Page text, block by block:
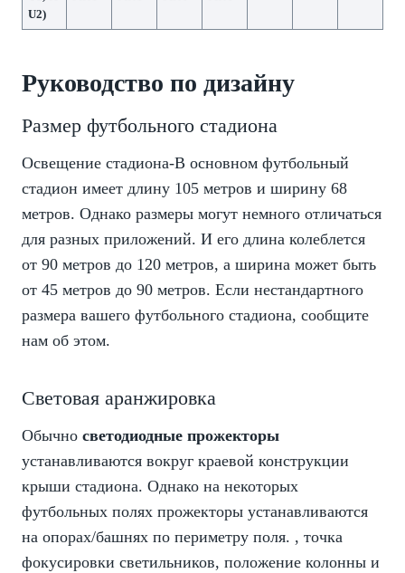
U2)
Руководство по дизайну
Размер футбольного стадиона
Освещение стадиона-В основном футбольный
стадион имеет длину 105 метров и ширину 68
метров. Однако размеры могут немного отличаться
для разных приложений. И его длина колеблется
от 90 метров до 120 метров, а ширина может быть
от 45 метров до 90 метров. Если нестандартного
размера вашего футбольного стадиона, сообщите
нам об этом.
Световая аранжировка
Обычно светодиодные прожекторы
устанавливаются вокруг краевой конструкции
крыши стадиона. Однако на некоторых
футбольных полях прожекторы устанавливаются
на опорах/башнях по периметру поля. , точка
фокусировки светильников, положение колонны и